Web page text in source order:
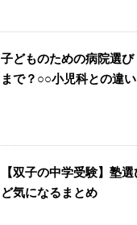
子どものための病院選
まで？○○小児科との違い
【双子の中学受験】塾
ど気になるまとめ